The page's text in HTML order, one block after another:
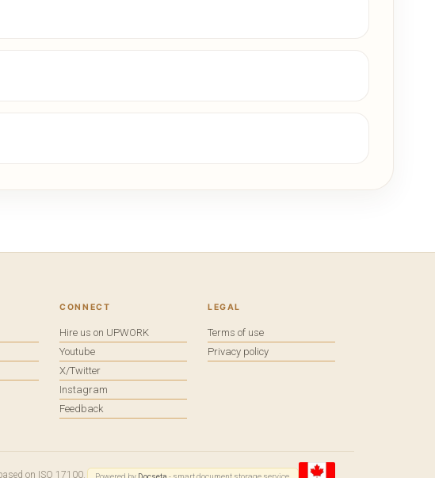
CONNECT
Hire us on UPWORK
Youtube
X/Twitter
Instagram
Feedback
LEGAL
Terms of use
Privacy policy
on ISO 17100.